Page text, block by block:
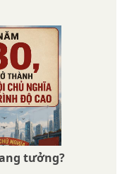
tưởng?